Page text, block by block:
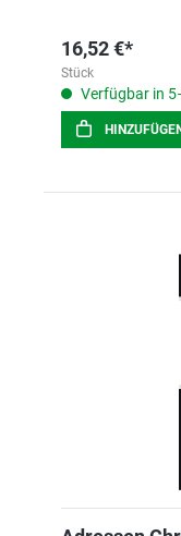
16,52 €*
Stück
Verfügbar in
HINZUFÜGEN